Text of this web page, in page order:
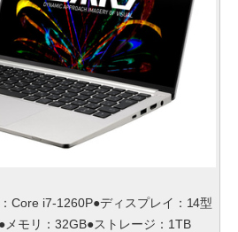
Core i7-1260P●ディスプレイ：14型
モリ：32GB●ストレージ：1TB